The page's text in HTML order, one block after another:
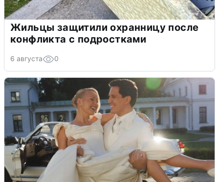
Жильцы защитили охранницу после
конфликта с подростками
6 августа 0